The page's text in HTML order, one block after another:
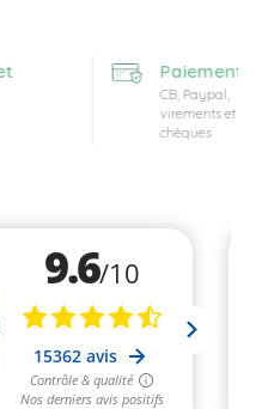
Paiement
CB, Paypal,
virements et
chèques